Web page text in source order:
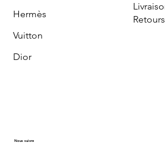
Hermès
Vuitton
Dior
Nous suivre